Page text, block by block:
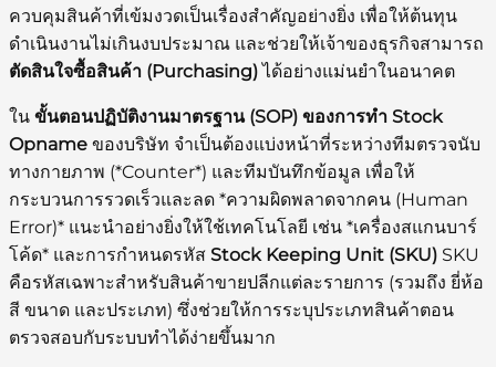
ควบคุมสินค้าที่เข้มงวดเป็นเรื่องสำคัญอย่างยิ่ง เพื่อให้ต้นทุน
ดำเนินงานไม่เกินงบประมาณ และช่วยให้เจ้าของธุรกิจสามารถ
ตัดสินใจซื้อสินค้า (Purchasing)ได้อย่างแม่นยำในอนาคต
ใน ขั้นตอนปฏิบัติงานมาตรฐาน (SOP) ของการทำ Stock
Opname ของบริษัท จำเป็นต้องแบ่งหน้าที่ระหว่างทีมตรวจนับ
ทางกายภาพ (*Counter*) และทีมบันทึกข้อมูล เพื่อให้
กระบวนการรวดเร็วและลด *ความผิดพลาดจากคน (Human
Error)* แนะนำอย่างยิ่งให้ใช้เทคโนโลยี เช่น *เครื่องสแกนบาร์
โค้ด* และการกำหนดรหัส Stock Keeping Unit (SKU) SKU
คือรหัสเฉพาะสำหรับสินค้าขายปลีกแต่ละรายการ (รวมถึง ยี่ห้อ
สี ขนาด และประเภท) ซึ่งช่วยให้การระบุประเภทสินค้าตอน
ตรวจสอบกับระบบทำได้ง่ายขึ้นมาก